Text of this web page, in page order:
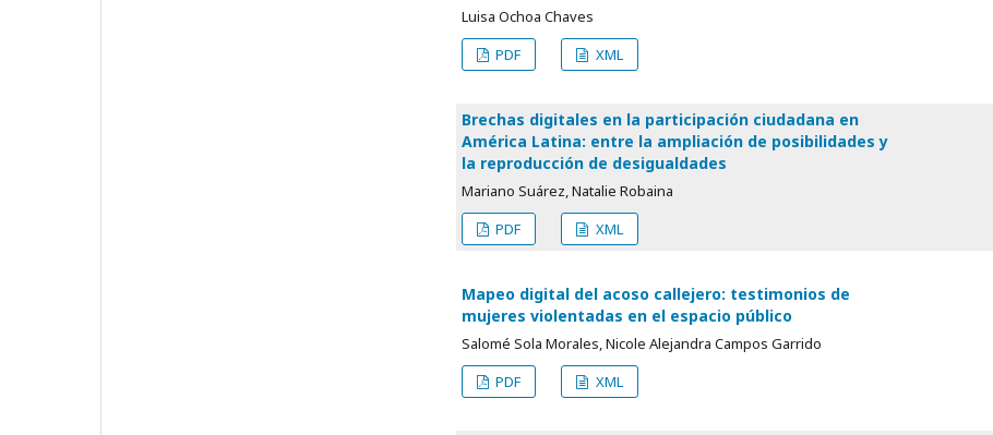
Luisa Ochoa Chaves
PDF
XML
Brechas digitales en la participación ciudadana en
América Latina: entre la ampliación de posibilidades y
la reproducción de desigualdades
Mariano Suárez, Natalie Robaina
PDF
XML
Mapeo digital del acoso callejero: testimonios de
mujeres violentadas en el espacio público
Salomé Sola Morales, Nicole Alejandra Campos Garrido
PDF
XML